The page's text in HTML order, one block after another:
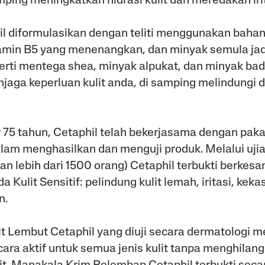
diformulasikan dengan teliti menggunakan
B5 yang menenangkan, dan minyak semula
mentega shea, minyak alpukat, dan minyak
keperluan kulit anda, di samping melindungi
tahun, Cetaphil telah bekerjasama dengan
menghasilkan dan menguji produk. Melalui
lebih dari 1500 orang) Cetaphil terbukti
Kulit Sensitif: pelindung kulit lemah, iritasi,
Lembut Cetaphil yang diuji secara dermatologi
aktif untuk semua jenis kulit tanpa